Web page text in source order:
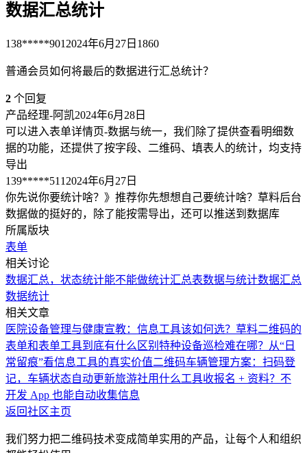
数据汇总统计
138*****901 2024年6月27日 1860
普通会员如何将最后的数据进行汇总统计？
2 个回复
产品经理-阿凯2024年6月28日
可以进入表单详情页-数据与统一，我们除了提供查看明细数
据的功能，还提供了按字段、二维码、填表人的统计，均支持
导出
139*****511 2024年6月27日
你先说你要统计啥？》推荐你先想想自己要统计啥？草料后台
数据做的挺好的，除了能按需导出，还可以推送到数据库
所属版块
表单
相关讨论
数据汇总，状态统计能不能做统计汇总表数据与统计数据汇总
数据统计
相关文章
医院设备管理与健康宣教：信息工具该如何选？ 草料二维码的
表单和表单工具到底有什么区别 特种设备巡检难在哪？从“日
常留痕”看信息工具的真实价值二维码车辆管理方案：扫码登
记，车辆状态自动更新旅游社用什么工具收报名 + 资料？不
开发 App 也能自动收集信息
返回社区主页
我们努力把二维码技术变成简单实用的产品，让每个人和组织